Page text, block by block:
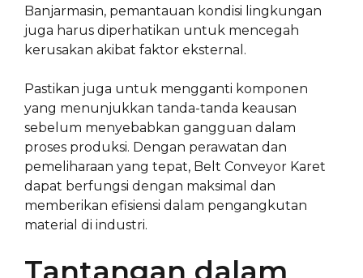
Banjarmasin, pemantauan kondisi lingkungan
juga harus diperhatikan untuk mencegah
kerusakan akibat faktor eksternal.
Pastikan juga untuk mengganti komponen
yang menunjukkan tanda-tanda keausan
sebelum menyebabkan gangguan dalam
proses produksi. Dengan perawatan dan
pemeliharaan yang tepat, Belt Conveyor Karet
dapat berfungsi dengan maksimal dan
memberikan efisiensi dalam pengangkutan
material di industri.